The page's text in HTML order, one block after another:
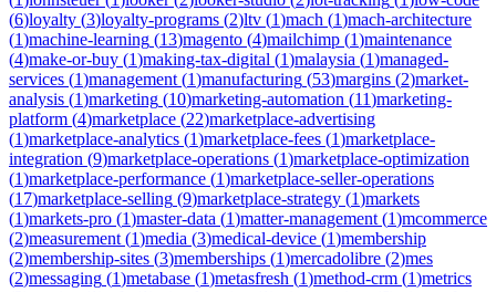
(6)loyalty (3)loyalty-programs (2)ltv (1)mach (1)mach-architecture
(1)machine-learning (13)magento (4)mailchimp (1)maintenance
(4)make-or-buy (1)making-tax-digital (1)malaysia (1)managed-
services (1)management (1)manufacturing (53)margins (2)market-
analysis (1)marketing (10)marketing-automation (11)marketing-
platform (4)marketplace (22)marketplace-advertising
(1)marketplace-analytics (1)marketplace-fees (1)marketplace-
integration (9)marketplace-operations (1)marketplace-optimization
(1)marketplace-performance (1)marketplace-seller-operations
(17)marketplace-selling (9)marketplace-strategy (1)markets
(1)markets-pro (1)master-data (1)matter-management (1)mcommerce
(2)measurement (1)media (3)medical-device (1)membership
(2)membership-sites (3)memberships (1)mercadolibre (2)mes
(2)messaging (1)metabase (1)metasfresh (1)method-crm (1)metrics